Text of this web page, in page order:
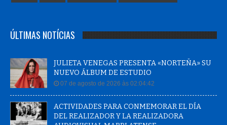
ÚLTIMAS NOTÍCIAS
JULIETA VENEGAS PRESENTA «NORTEÑA» SU
NUEVO ÁLBUM DE ESTUDIO
07 de agosto de 2026 às 02:04:42
ACTIVIDADES PARA CONMEMORAR EL DÍA
DEL REALIZADOR Y LA REALIZADORA